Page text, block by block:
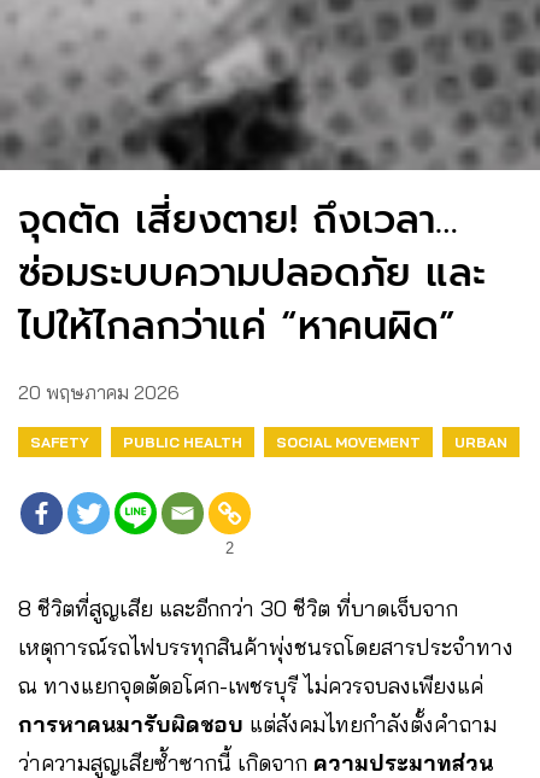
จุดตัด เสี่ยงตาย! ถึงเวลา…
ซ่อมระบบความปลอดภัย และ
ไปให้ไกลกว่าแค่ “หาคนผิด”
20 พฤษภาคม 2026
SAFETY PUBLIC HEALTH SOCIAL MOVEMENT URBAN
2
8 ชีวิตที่สูญเสีย และอีกกว่า 30 ชีวิต ที่บาดเจ็บจาก
เหตุการณ์รถไฟบรรทุกสินค้าพุ่งชนรถโดยสารประจำทาง
ณ ทางแยกจุดตัดอโศก-เพชรบุรี ไม่ควรจบลงเพียงแค่
การหาคนมารับผิดชอบ แต่สังคมไทยกำลังตั้งคำถาม
ว่าความสูญเสียซ้ำซากนี้ เกิดจาก ความประมาทส่วน